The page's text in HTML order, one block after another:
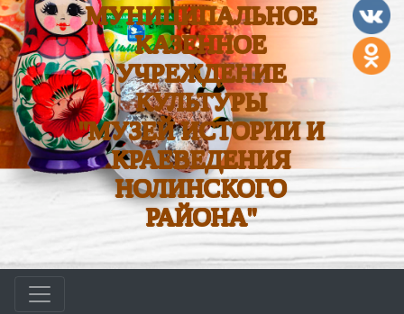
МУНИЦИПАЛЬНОЕ
КАЗЕННОЕ
УЧРЕЖДЕНИЕ
КУЛЬТУРЫ
"МУЗЕЙ ИСТОРИИ И
КРАЕВЕДЕНИЯ
НОЛИНСКОГО
РАЙОНА"